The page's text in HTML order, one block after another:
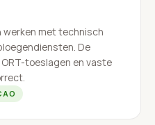
werken met technisch
De
toeslagen en vaste